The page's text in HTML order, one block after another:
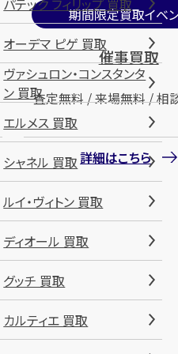
期間限定買取イベ
催事買取
査定無料 / 来場無料 / 相
詳細はこちら
オーデマ ピゲ 買取
ヴァシュロン・コンスタンタ
ン 買取
エルメス 買取
シャネル 買取
ルイ・ヴィトン 買取
ディオール 買取
グッチ 買取
カルティエ 買取